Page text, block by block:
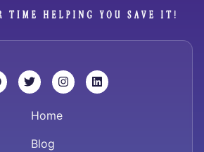
Home
Blog